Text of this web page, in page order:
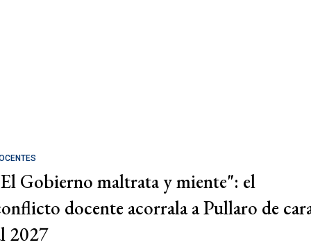
Gobierno maltrata y miente": el
docente acorrala a Pullaro de
2027